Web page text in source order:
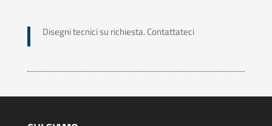
Disegni tecnici su richiesta. Contattateci